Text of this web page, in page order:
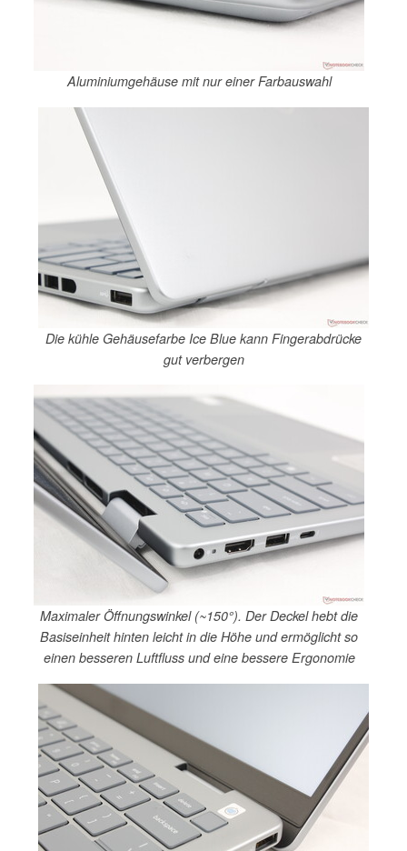
Aluminiumgehäuse mit nur einer Farbauswahl
Die kühle Gehäusefarbe Ice Blue kann Fingerabdrücke
gut verbergen
Maximaler Öffnungswinkel (~150°). Der Deckel hebt die
Basiseinheit hinten leicht in die Höhe und ermöglicht so
einen besseren Luftfluss und eine bessere Ergonomie